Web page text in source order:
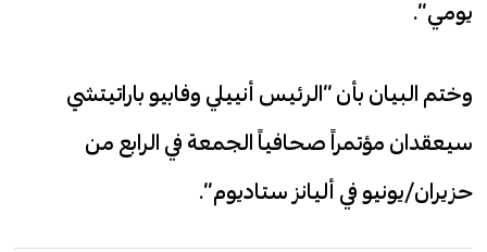
يومي”.
وختم البيان بأن “الرئيس أنييلي وفابيو باراتيتشي
سيعقدان مؤتمراً صحافياً الجمعة في الرابع من
حزيران/يونيو في أليانز ستاديوم”.